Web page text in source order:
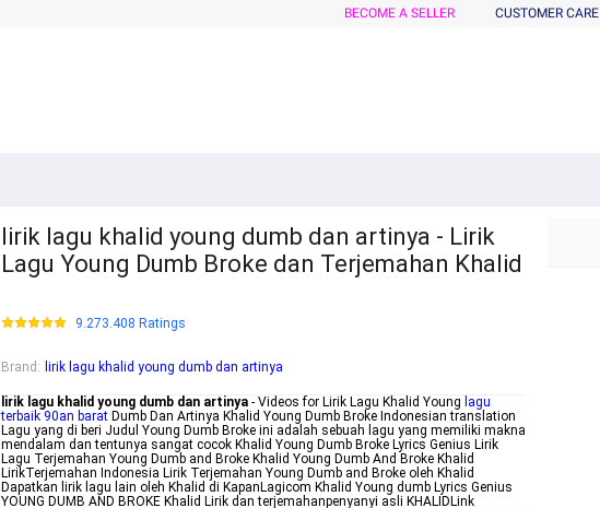
BECOME A SELLER CUSTOMER CARE
lirik lagu khalid young dumb dan artinya - Lirik
Lagu Young Dumb Broke dan Terjemahan Khalid
9.273.408 Ratings
Brand : lirik lagu khalid young dumb dan artinya
lirik lagu khalid young dumb dan artinya - Videos for Lirik Lagu Khalid Young lagu
terbaik 90an barat Dumb Dan Artinya Khalid Young Dumb Broke Indonesian translation
Lagu yang di beri Judul Young Dumb Broke ini adalah sebuah lagu yang memiliki makna
mendalam dan tentunya sangat cocok Khalid Young Dumb Broke Lyrics Genius Lirik
Lagu Terjemahan Young Dumb and Broke Khalid Young Dumb And Broke Khalid
LirikTerjemahan Indonesia Lirik Terjemahan Young Dumb and Broke oleh Khalid
Dapatkan lirik lagu lain oleh Khalid di KapanLagicom Khalid Young dumb Lyrics Genius
YOUNG DUMB AND BROKE Khalid Lirik dan terjemahanpenyanyi asli KHALIDLink